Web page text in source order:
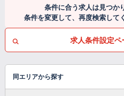
条件に合う求人は見つか
条件を変更して、再度検索して
求人条件設定ペ
同エリアから探す